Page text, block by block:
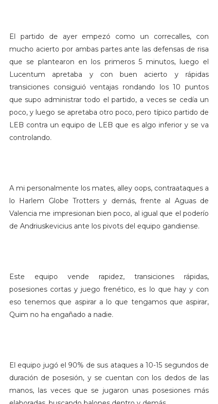
El partido de ayer empezó como un correcalles, con
mucho acierto por ambas partes ante las defensas de risa
que se plantearon en los primeros 5 minutos, luego el
Lucentum apretaba y con buen acierto y rápidas
transiciones consiguió ventajas rondando los 10 puntos
que supo administrar todo el partido, a veces se cedía un
poco, y luego se apretaba otro poco, pero típico partido de
LEB contra un equipo de LEB que es algo inferior y se va
controlando.
A mi personalmente los mates, alley oops, contraataques a
lo Harlem Globe Trotters y demás, frente al Aguas de
Valencia me impresionan bien poco, al igual que el poderío
de Andriuskevicius ante los pivots del equipo gandiense.
Este equipo vende rapidez, transiciones rápidas,
posesiones cortas y juego frenético, es lo que hay y con
eso tenemos que aspirar a lo que tengamos que aspirar,
Quim no ha engañado a nadie.
El equipo jugó el 90% de sus ataques a 10-15 segundos de
duración de posesión, y se cuentan con los dedos de las
manos, las veces que se jugaron unas posesiones más